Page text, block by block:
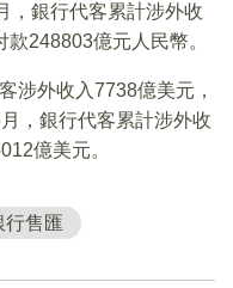
，銀行代客累計涉外收
248803億元人民幣。
涉外收入7738億美元，
，銀行代客累計涉外收
億美元。
行售匯